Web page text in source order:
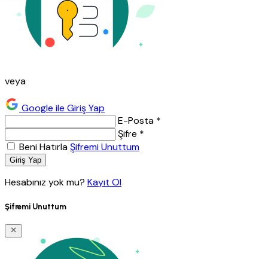
veya
Google ile Giriş Yap
E-Posta *
Şifre *
Beni HatırlaŞifremi Unuttum
Giriş Yap
Hesabınız yok mu? Kayıt Ol
Şifremi Unuttum